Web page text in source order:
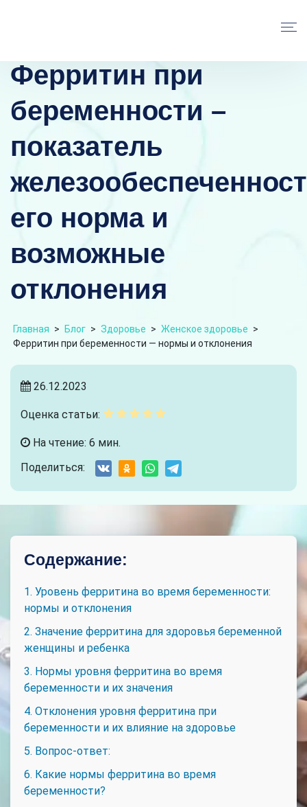
Ферритин при
беременности –
показатель
его норма и
возможные
отклонения
Главная > Блог > Здоровье > Женское здоровье >
Ферритин при беременности — нормы и отклонения
26.12.2023
Оценка статьи:
На чтение: 6 мин.
Поделиться:
Содержание:
1. Уровень ферритина во время беременности:
нормы и отклонения
2. Значение ферритина для здоровья беременной
женщины и ребенка
3. Нормы уровня ферритина во время
беременности и их значения
4. Отклонения уровня ферритина при
беременности и их влияние на здоровье
5. Вопрос-ответ:
6. Какие нормы ферритина во время
беременности?